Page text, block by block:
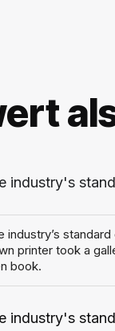
industry's
industry’s
printer took a
book.
industry's